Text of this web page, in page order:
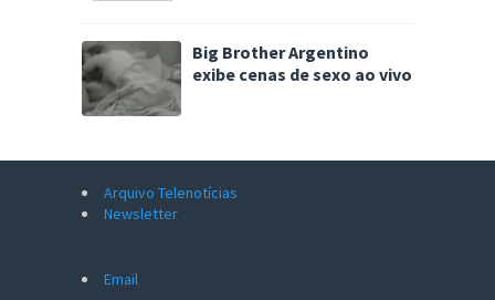
Big Brother Argentino
exibe cenas de sexo ao vivo
Arquivo Telenotícias
Newsletter
Email